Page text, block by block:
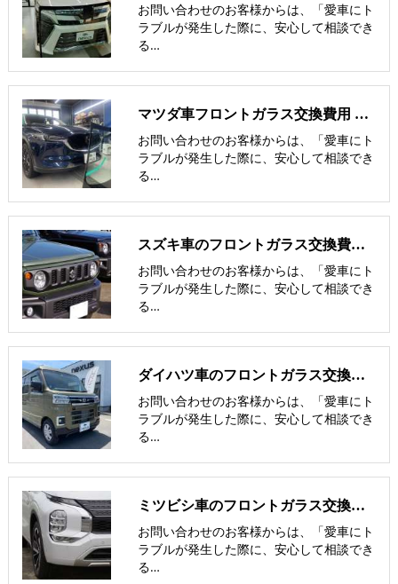
お問い合わせのお客様からは、「愛車にト
ラブルが発生した際に、安心して相談でき
る…
マツダ車フロントガラス交換費用 他社との価格比較
お問い合わせのお客様からは、「愛車にト
ラブルが発生した際に、安心して相談でき
る…
スズキ車のフロントガラス交換費用 他社との価格比較
お問い合わせのお客様からは、「愛車にト
ラブルが発生した際に、安心して相談でき
る…
ダイハツ車のフロントガラス交換費用 他社との価格比較
お問い合わせのお客様からは、「愛車にト
ラブルが発生した際に、安心して相談でき
る…
ミツビシ車のフロントガラス交換費用 他社との価格比較
お問い合わせのお客様からは、「愛車にト
ラブルが発生した際に、安心して相談でき
る…